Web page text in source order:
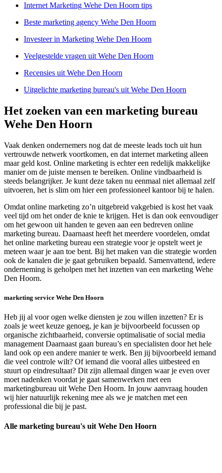
Internet Marketing Wehe Den Hoorn tips
Beste marketing agency Wehe Den Hoorn
Investeer in Marketing Wehe Den Hoorn
Veelgestelde vragen uit Wehe Den Hoorn
Recensies uit Wehe Den Hoorn
Uitgelichte marketing bureau's uit Wehe Den Hoorn
Het zoeken van een marketing bureau
Wehe Den Hoorn
Vaak denken ondernemers nog dat de meeste leads toch uit hun
vertrouwde netwerk voortkomen, en dat internet marketing alleen
maar geld kost. Online marketing is echter een redelijk makkelijke
manier om de juiste mensen te bereiken. Online vindbaarheid is
steeds belangrijker. Je kunt deze taken nu eenmaal niet allemaal zelf
uitvoeren, het is slim om hier een professioneel kantoor bij te halen.
Omdat online marketing zo’n uitgebreid vakgebied is kost het vaak
veel tijd om het onder de knie te krijgen. Het is dan ook eenvoudiger
om het gewoon uit handen te geven aan een bedreven online
marketing bureau. Daarnaast heeft het meerdere voordelen, omdat
het online marketing bureau een strategie voor je opstelt weet je
meteen waar je aan toe bent. Bij het maken van die strategie worden
ook de kanalen die je gaat gebruiken bepaald. Samenvattend, iedere
onderneming is geholpen met het inzetten van een marketing Wehe
Den Hoorn.
marketing service Wehe Den Hoorn
Heb jij al voor ogen welke diensten je zou willen inzetten? Er is
zoals je weet keuze genoeg, je kan je bijvoorbeeld focussen op
organische zichtbaarheid, conversie optimalisatie of social media
management Daarnaast gaan bureau’s en specialisten door het hele
land ook op een andere manier te werk. Ben jij bijvoorbeeld iemand
die veel controle wilt? Of iemand die vooral alles uitbesteed en
stuurt op eindresultaat? Dit zijn allemaal dingen waar je even over
moet nadenken voordat je gaat samenwerken met een
marketingbureau uit Wehe Den Hoorn. In jouw aanvraag houden
wij hier natuurlijk rekening mee als we je matchen met een
professional die bij je past.
Alle marketing bureau's uit Wehe Den Hoorn